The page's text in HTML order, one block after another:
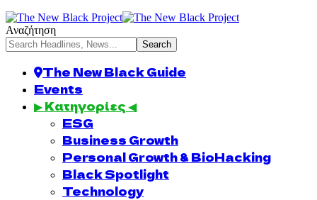
Αναζήτηση
The New Black Guide
Events
▶ Κατηγορίες ◀
ESG
Business Growth
Personal Growth & BioHacking
Black Spotlight
Technology